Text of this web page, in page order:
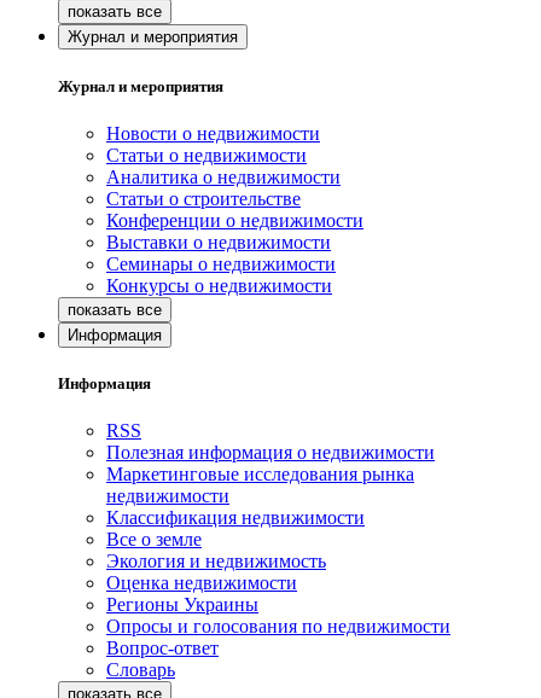
Журнал и мероприятия
Журнал и мероприятия
Новости о недвижимости
Статьи о недвижимости
Аналитика о недвижимости
Статьи о строительстве
Конференции о недвижимости
Выставки о недвижимости
Семинары о недвижимости
Конкурсы о недвижимости
Информация
Информация
RSS
Полезная информация о недвижимости
Маркетинговые исследования рынка
недвижимости
Классификация недвижимости
Все о земле
Экология и недвижимость
Оценка недвижимости
Регионы Украины
Опросы и голосования по недвижимости
Вопрос-ответ
Словарь